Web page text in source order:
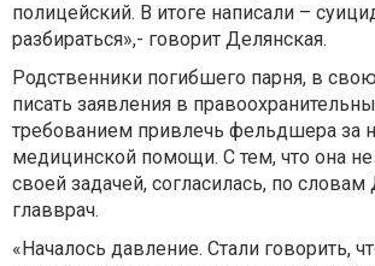
полицейский. В итоге написали –
разбираться»,- говорит Делянская.
Родственники погибшего парня, в
писать заявления в
требованием привлечь фельдшера за
медицинской помощи. С тем, что она не
своей задачей, согласилась, по
главврач.
«Началось давление. Стали говорить,